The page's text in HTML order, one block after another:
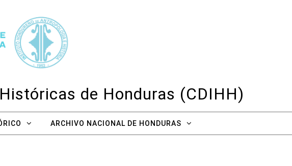
de Honduras (CDIHH)
ARCHIVO NACIONAL DE HONDURAS